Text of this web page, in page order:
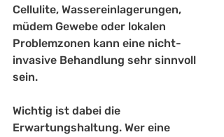
Cellulite, Wassereinlagerungen,
müdem Gewebe oder lokalen
Problemzonen kann eine nicht-
invasive Behandlung sehr sinnvoll
sein.
Wichtig ist dabei die
Erwartungshaltung. Wer eine